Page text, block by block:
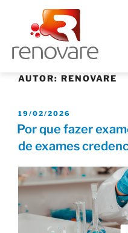
AUTOR: RENOVARE
19/02/2026
Por que fazer
de exames